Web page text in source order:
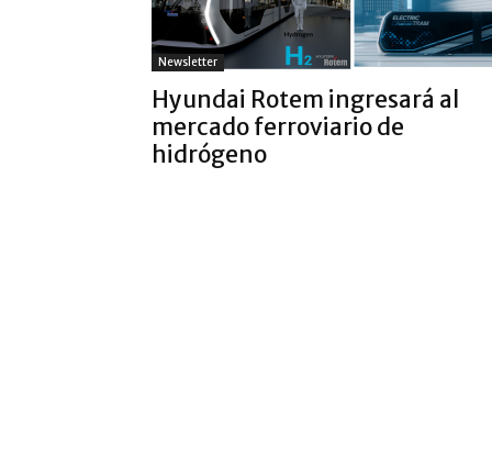
Newsletter
Hyundai Rotem ingresará al
mercado ferroviario de
hidrógeno